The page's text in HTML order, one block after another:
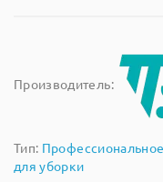
Производитель:
Тип:
для уборки